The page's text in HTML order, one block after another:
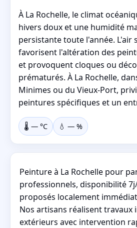
À La Rochelle, le climat
hivers doux et une humidité
persistante toute l'année. L'air
favorisent l'altération des
et provoquent cloques ou
prématurés. À La Rochelle,
Minimes ou du Vieux-Port,
peintures spécifiques et un
🌡️ — °C 💧 — %
Peinture à La Rochelle pour
professionnels, disponibilité
proposés localement
Nos artisans réalisent travaux
extérieurs avec intervention